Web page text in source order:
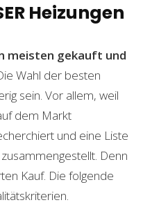
Heizungen
meisten gekauft und
Wahl der besten
sein. Vor allem, weil
dem Markt
und eine Liste
Denn
Kauf. Die folgende